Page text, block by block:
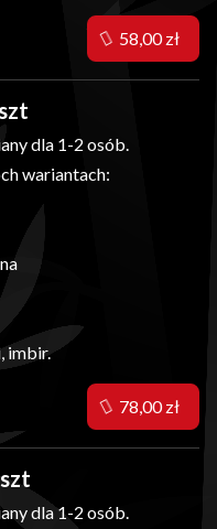
dla 1-2 osób.
wariantach:
imbir.
dla 1-2 osób.